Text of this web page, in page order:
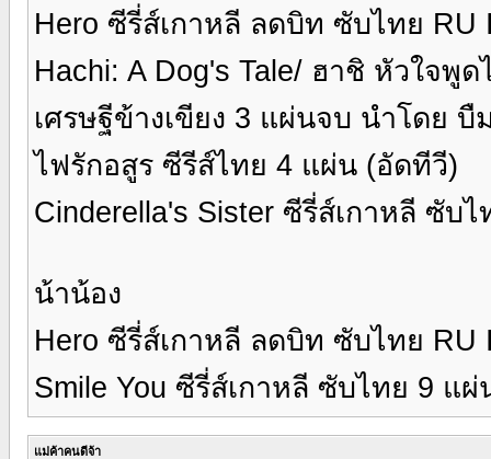
Hero ซีรี่ส์เกาหลี ลดบิท ซับไทย
Hachi: A Dog's Tale/ ฮาชิ หัวใจพู
เศรษฐีข้างเขียง 3 แผ่นจบ นำโดย บื
ไฟรักอสูร ซีรีส์ไทย 4 แผ่น (อัดทีวี)
Cinderella's Sister ซีรี่ส์เกาหลี ซับ
น้าน้อง
Hero ซีรี่ส์เกาหลี ลดบิท ซับไทย
Smile You ซีรี่ส์เกาหลี ซับไทย 9 แ
แม่ค้าคนดีจ้า